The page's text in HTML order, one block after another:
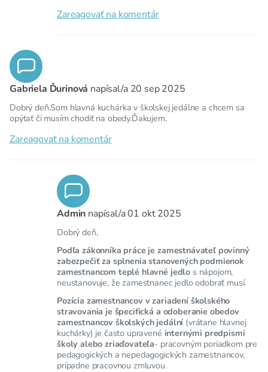
Zareagovať na komentár
Gabriela Ďurinová napísal/a 20 sep 2025
Dobrý deň.Som hlavná kuchárka v školskej jedálne a chcem sa
opýtať či musím chodiť na obedy.Ďakujem.
Zareagovať na komentár
Admin napísal/a01 okt 2025
Dobrý deň,
Podľa zákonníka práce je zamestnávateľ povinný
zabezpečiť za splnenia stanovených podmienok
zamestnancom teplé hlavné jedlo s nápojom,
neustanovuje, že zamestnanec jedlo odobrať musí.
Pozícia zamestnancov v zariadení školského
stravovania je špecifická a odoberanie obedov
zamestnancov školských jedální (vrátane hlavnej
kuchárky) je často upravené internými predpismi
školy alebo zriaďovateľa- pracovným poriadkom pre
pedagogických a nepedagogických zamestnancov,
prípadne pracovnou zmluvou.